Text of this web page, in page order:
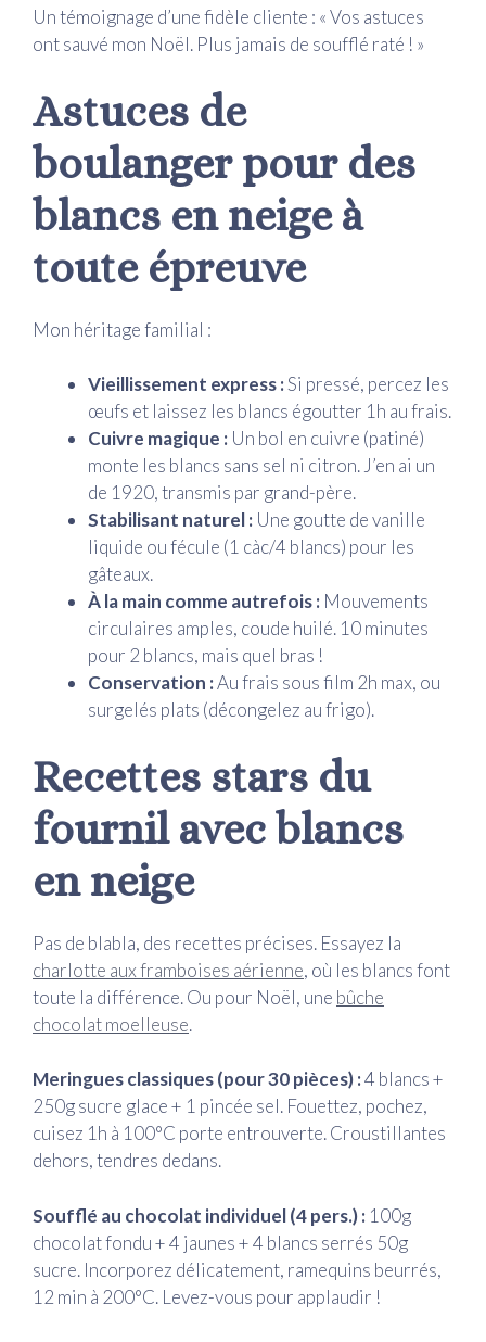
Un témoignage d’une fidèle cliente : « Vos astuces
ont sauvé mon Noël. Plus jamais de soufflé raté ! »
Astuces de
boulanger pour des
blancs en neige à
toute épreuve
Mon héritage familial :
Vieillissement express :Si pressé, percez les
œufs et laissez les blancs égoutter 1h au frais.
Cuivre magique : Un bol en cuivre (patiné)
monte les blancs sans sel ni citron. J’en ai un
de 1920, transmis par grand-père.
Stabilisant naturel : Une goutte de vanille
liquide ou fécule (1 càc/4 blancs) pour les
gâteaux.
À la main comme autrefois : Mouvements
circulaires amples, coude huilé. 10 minutes
pour 2 blancs, mais quel bras !
Conservation :Au frais sous film 2h max, ou
surgelés plats (décongelez au frigo).
Recettes stars du
fournil avec blancs
en neige
Pas de blabla, des recettes précises. Essayez la
charlotte aux framboises aérienne, où les blancs font
toute la différence. Ou pour Noël, une bûche
chocolat moelleuse.
Meringues classiques (pour 30 pièces) :4 blancs +
250g sucre glace + 1 pincée sel. Fouettez, pochez,
cuisez 1h à 100°C porte entrouverte. Croustillantes
dehors, tendres dedans.
Soufflé au chocolat individuel (4 pers.) : 100g
chocolat fondu + 4 jaunes + 4 blancs serrés 50g
sucre. Incorporez délicatement, ramequins beurrés,
12 min à 200°C. Levez-vous pour applaudir !